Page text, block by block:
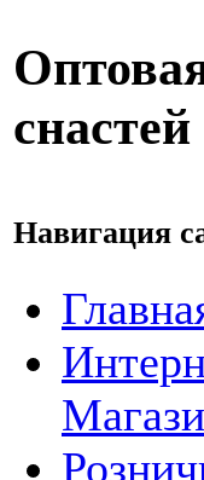
Навигация